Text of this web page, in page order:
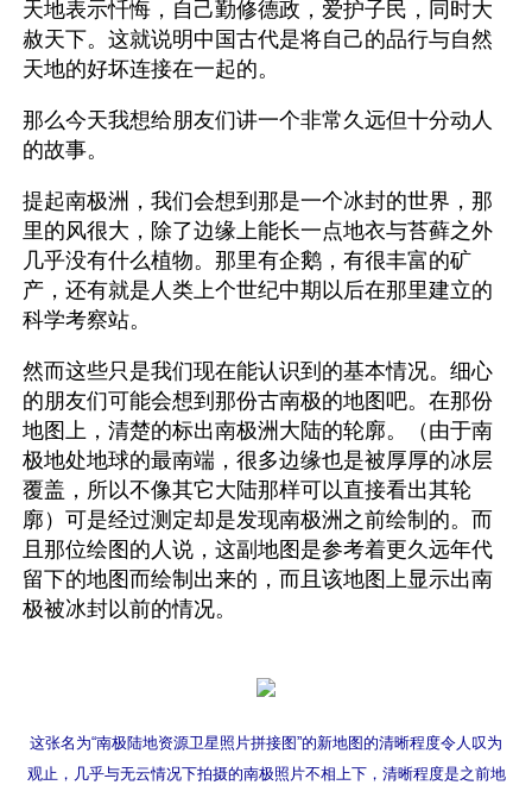
天地表示忏悔，自己勤修德政，爱护子民，同时大
赦天下。这就说明中国古代是将自己的品行与自然
天地的好坏连接在一起的。
那么今天我想给朋友们讲一个非常久远但十分动人
的故事。
提起南极洲，我们会想到那是一个冰封的世界，那
里的风很大，除了边缘上能长一点地衣与苔藓之外
几乎没有什么植物。那里有企鹅，有很丰富的矿
产，还有就是人类上个世纪中期以后在那里建立的
科学考察站。
然而这些只是我们现在能认识到的基本情况。细心
的朋友们可能会想到那份古南极的地图吧。在那份
地图上，清楚的标出南极洲大陆的轮廓。（由于南
极地处地球的最南端，很多边缘也是被厚厚的冰层
覆盖，所以不像其它大陆那样可以直接看出其轮
廓）可是经过测定却是发现南极洲之前绘制的。而
且那位绘图的人说，这副地图是参考着更久远年代
留下的地图而绘制出来的，而且该地图上显示出南
极被冰封以前的情况。
这张名为“南极陆地资源卫星照片拼接图”的新地图的清晰程度令人叹为
观止，几乎与无云情况下拍摄的南极照片不相上下，清晰程度是之前地